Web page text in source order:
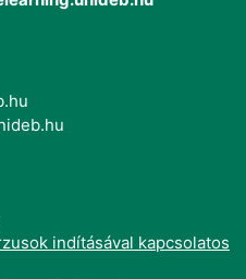
indításával kapcsolatos